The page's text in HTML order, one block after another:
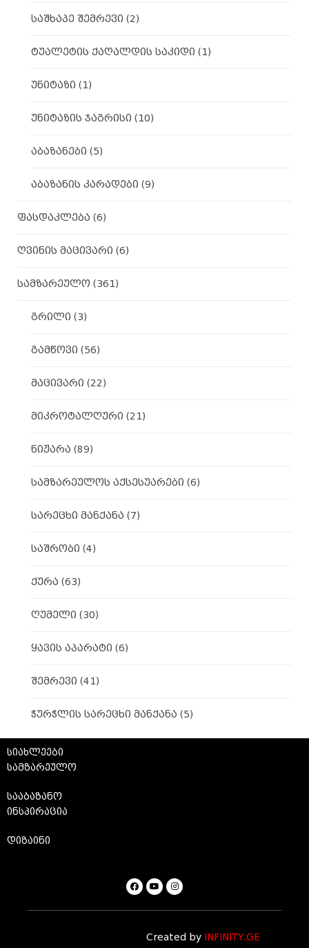
საშხაპე შემრევი (2)
ტუალეტის ქაღალდის საკიდი (1)
უნიტაზი (1)
უნიტაზის ჯაგრისი (10)
აბაზანები (5)
აბაზანის კარადები (9)
ფასდაკლება (6)
ღვინის მაცივარი (6)
სამზარეულო (361)
გრილი (3)
გამწოვი (56)
მაცივარი (22)
მიკროტალღური (21)
ნიჟარა (89)
სამზარეულოს აქსესუარები (6)
სარეცხი მანქანა (7)
საშრობი (4)
ქურა (63)
ღუმელი (30)
ყავის აპარატი (6)
შემრევი (41)
ჭურჭლის სარეცხი მანქანა (5)
სიახლეები
სამზარეულო
სააბაზანო
ინსპირაცია
დიზაინი
Created by INFINITY.GE